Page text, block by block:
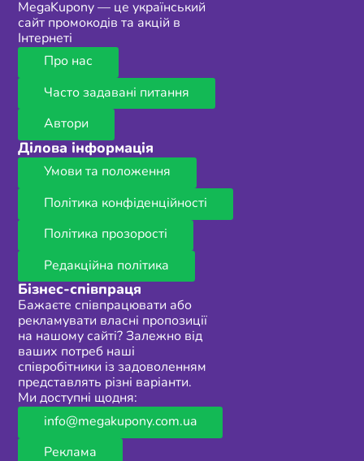
MegaKupony — це український
сайт промокодів та акцій в
Інтернеті
Про нас
Часто задавані питання
Автори
Ділова інформація
Умови та положення
Політика конфіденційності
Політика прозорості
Редакційна політика
Бізнес-співпраця
Бажаєте співпрацювати або
рекламувати власні пропозиції
на нашому сайті? Залежно від
ваших потреб наші
співробітники із задоволенням
представлять різні варіанти.
Ми доступні щодня:
info@megakupony.com.ua
Реклама